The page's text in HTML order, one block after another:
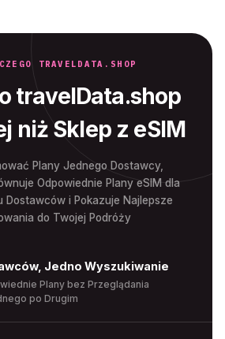
TRAVELDATA.SHOP
travelData.shop
niż Sklep z eSIM
Plany Jednego Dostawcy,
Odpowiednie Plany eSIM dla
Dostawców i Pokazuje Najlepsze
do Twojej Podróży
Jedno Wyszukiwanie
Plany bez Przeglądania
po Drugim